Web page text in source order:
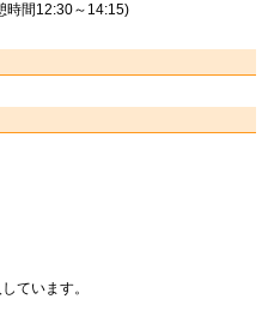
時間12:30～14:15)
ています。